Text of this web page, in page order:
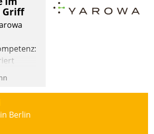
Griff
die
Berlin